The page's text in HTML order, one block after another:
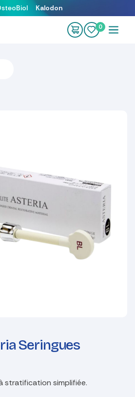
Kalodon
0
Seringues
stratification simplifiée.